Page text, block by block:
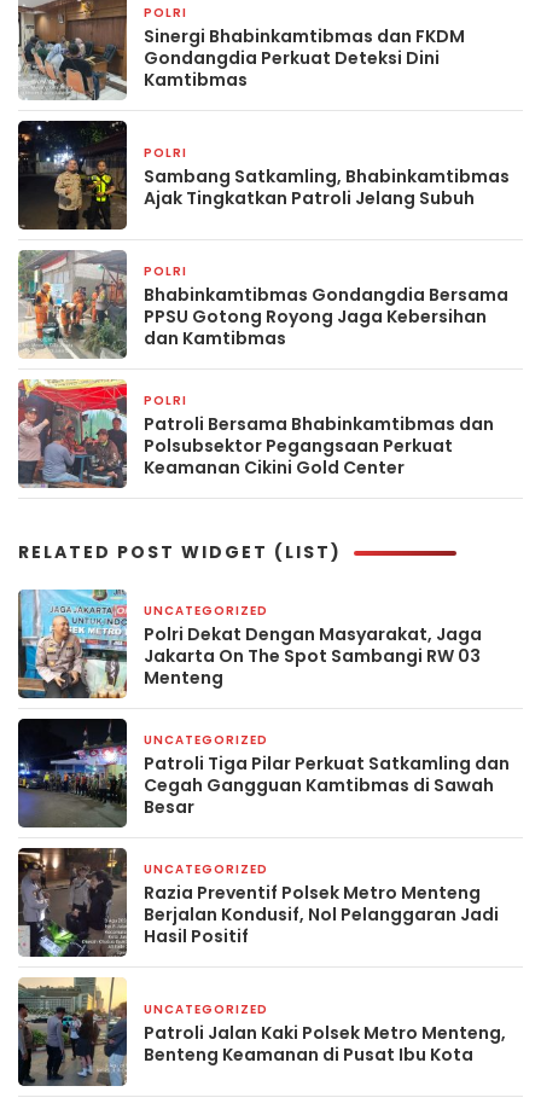
POLRI
Sinergi Bhabinkamtibmas dan FKDM
Gondangdia Perkuat Deteksi Dini
Kamtibmas
POLRI
Sambang Satkamling, Bhabinkamtibmas
Ajak Tingkatkan Patroli Jelang Subuh
POLRI
Bhabinkamtibmas Gondangdia Bersama
PPSU Gotong Royong Jaga Kebersihan
dan Kamtibmas
POLRI
Patroli Bersama Bhabinkamtibmas dan
Polsubsektor Pegangsaan Perkuat
Keamanan Cikini Gold Center
RELATED POST WIDGET (LIST)
UNCATEGORIZED
Polri Dekat Dengan Masyarakat, Jaga
Jakarta On The Spot Sambangi RW 03
Menteng
UNCATEGORIZED
Patroli Tiga Pilar Perkuat Satkamling dan
Cegah Gangguan Kamtibmas di Sawah
Besar
UNCATEGORIZED
Razia Preventif Polsek Metro Menteng
Berjalan Kondusif, Nol Pelanggaran Jadi
Hasil Positif
UNCATEGORIZED
Patroli Jalan Kaki Polsek Metro Menteng,
Benteng Keamanan di Pusat Ibu Kota